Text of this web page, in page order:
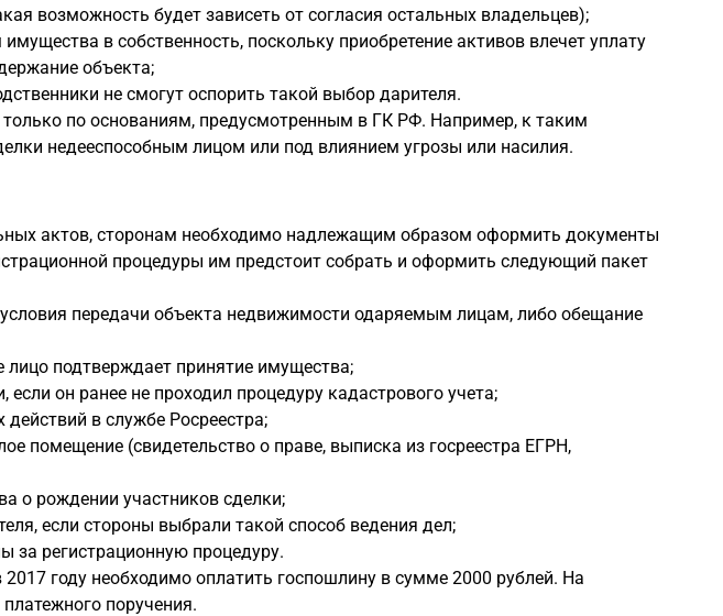
возможность будет зависеть от согласия остальных владельцев);
в собственность, поскольку приобретение активов влечет уплату
объекта;
не смогут оспорить такой выбор дарителя.
по основаниям, предусмотренным в ГК РФ. Например, к таким
недееспособным лицом или под влиянием угрозы или насилия.
актов, сторонам необходимо надлежащим образом оформить документы
процедуры им предстоит собрать и оформить следующий пакет
передачи объекта недвижимости одаряемым лицам, либо обещание
подтверждает принятие имущества;
он ранее не проходил процедуру кадастрового учета;
в службе Росреестра;
помещение (свидетельство о праве, выписка из госреестра ЕГРН,
о рождении участников сделки;
если стороны выбрали такой способ ведения дел;
за регистрационную процедуру.
году необходимо оплатить госпошлину в сумме 2000 рублей. На
поручения.